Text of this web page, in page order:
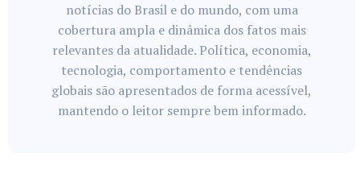
notícias do Brasil e do mundo, com uma
cobertura ampla e dinâmica dos fatos mais
relevantes da atualidade. Política, economia,
tecnologia, comportamento e tendências
globais são apresentados de forma acessível,
mantendo o leitor sempre bem informado.